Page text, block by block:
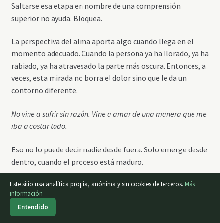
Saltarse esa etapa en nombre de una comprensión
superior no ayuda. Bloquea.
La perspectiva del alma aporta algo cuando llega en el
momento adecuado. Cuando la persona ya ha llorado, ya ha
rabiado, ya ha atravesado la parte más oscura. Entonces, a
veces, esta mirada no borra el dolor sino que le da un
contorno diferente.
No vine a sufrir sin razón. Vine a amar de una manera que me
iba a costar todo.
Eso no lo puede decir nadie desde fuera. Solo emerge desde
dentro, cuando el proceso está maduro.
Y ahí es donde el acompañamiento importa. No para
explicar, sino para sostener mientras la propia
comprensión emerge.
Buscar
Buscar
Este sitio usa analítica propia, anónima y sin cookies de terceros. Más
información
Entendido